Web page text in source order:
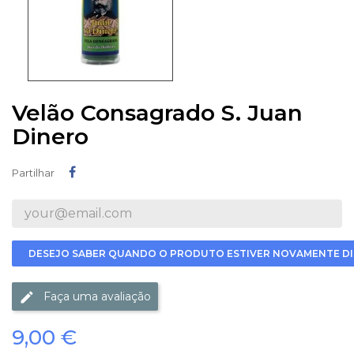
Velão Consagrado S. Juan
Dinero
Partilhar
DESEJO SABER QUANDO O PRODUTO ESTIVER NOVAMENTE
Faça uma avaliação
9,00 €